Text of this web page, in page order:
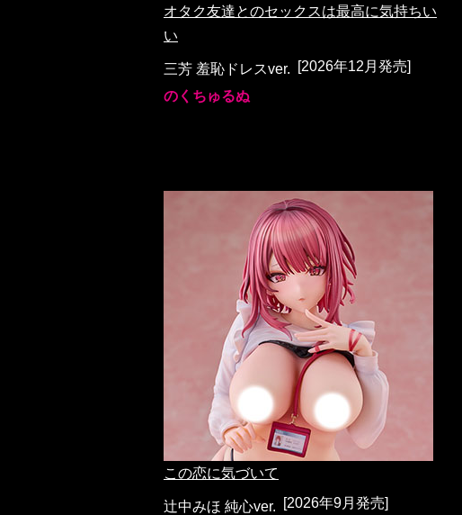
オタク友達とのセックスは最高に気持ちい
い
三芳 羞恥ドレスver.
[2026年12月発売]
のくちゅるぬ
この恋に気づいて
辻中みほ 純心ver.
[2026年9月発売]